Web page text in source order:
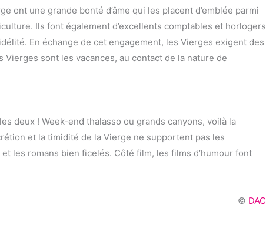
une grande bonté d’âme qui les placent d’emblée parmi
Ils font également d’excellents comptables et horlogers
En échange de cet engagement, les Vierges exigent des
sont les vacances, au contact de la nature de
deux ! Week-end thalasso ou grands canyons, voilà la
et la timidité de la Vierge ne supportent pas les
les romans bien ficelés. Côté film, les films d’humour font
© DAC